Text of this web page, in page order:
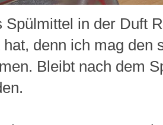
Spülmittel in der Duft
denn ich mag den
Bleibt nach dem